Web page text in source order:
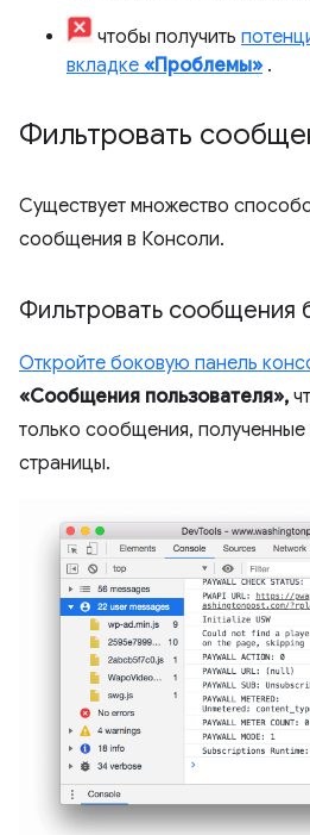
чтобы получить
вкладке «Проблемы» .
Фильтровать
Существует множество
сообщения в Консоли.
Фильтровать сообщения
Откройте боковую панель
«Сообщения пользователя»,
только сообщения,
страницы.